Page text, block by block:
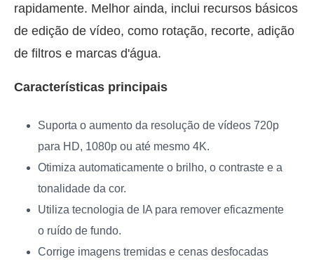
rapidamente. Melhor ainda, inclui recursos básicos
de edição de vídeo, como rotação, recorte, adição
de filtros e marcas d'água.
Características principais
Suporta o aumento da resolução de vídeos 720p
para HD, 1080p ou até mesmo 4K.
Otimiza automaticamente o brilho, o contraste e a
tonalidade da cor.
Utiliza tecnologia de IA para remover eficazmente
o ruído de fundo.
Corrige imagens tremidas e cenas desfocadas